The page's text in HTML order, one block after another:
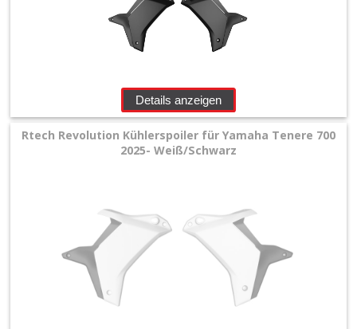
Details anzeigen
Rtech Revolution Kühlerspoiler für Yamaha Tenere 700
2025- Weiß/Schwarz